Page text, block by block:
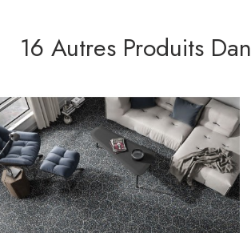
16 Autres Produits